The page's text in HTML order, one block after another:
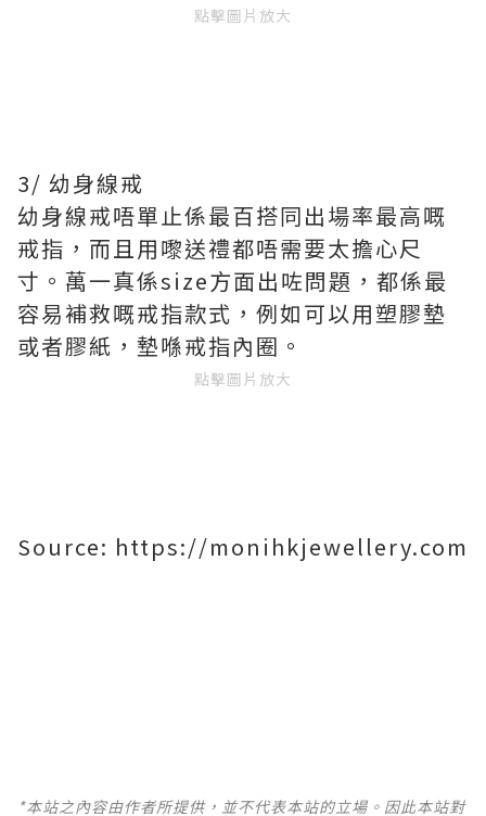
點擊圖片放大
3/ 幼身線戒
幼身線戒唔單止係最百搭同出場率最高嘅
戒指，而且用嚟送禮都唔需要太擔心尺
寸。萬一真係size方面出咗問題，都係最
容易補救嘅戒指款式，例如可以用塑膠墊
或者膠紙，墊喺戒指內圈。
點擊圖片放大
Source: https://monihkjewellery.com
*本站之內容由作者所提供，並不代表本站的立場。因此本站對